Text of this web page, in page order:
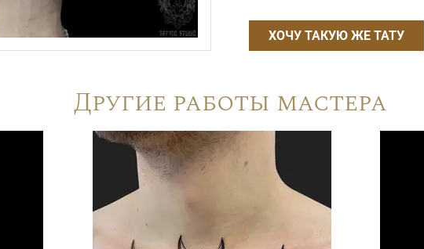
ХОЧУ ТАКУЮ ЖЕ ТАТУ
Другие работы мастера